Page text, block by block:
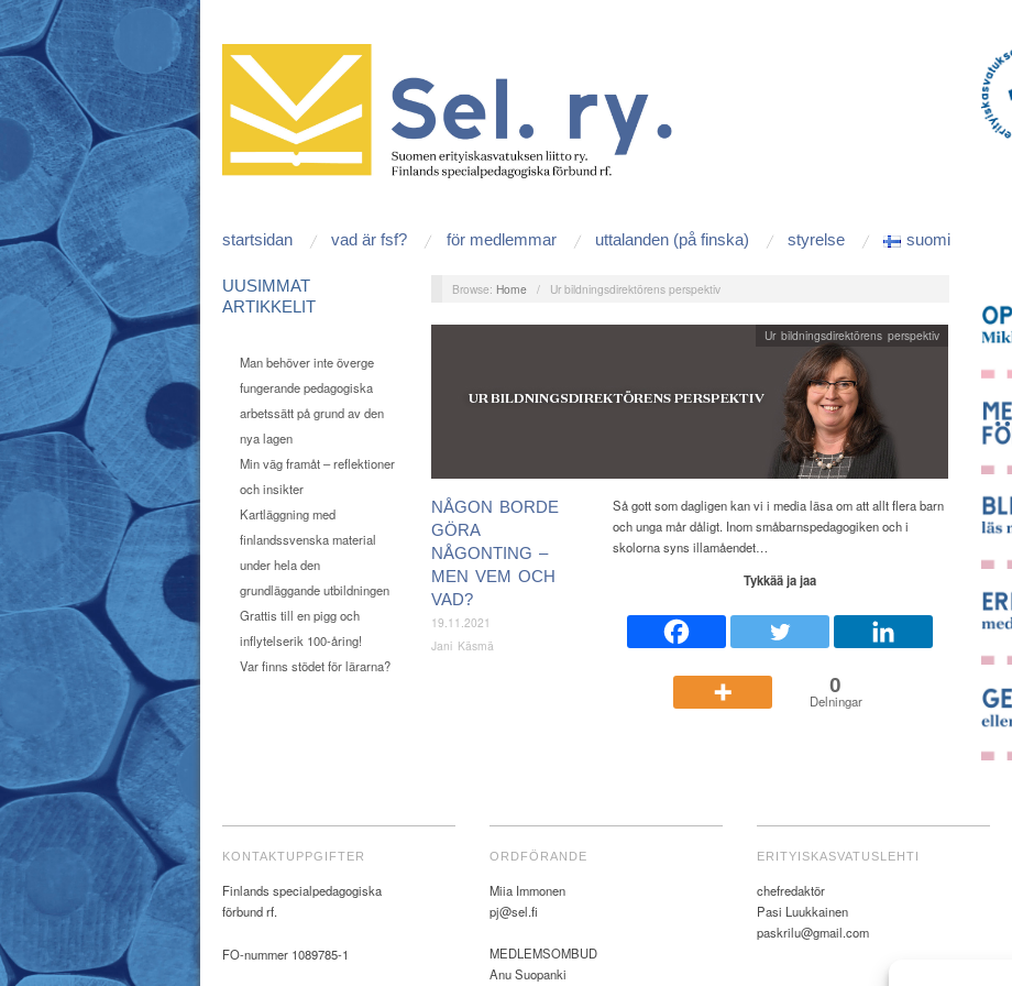
startsidan vad är fsf? för medlemmar uttalanden (på finska) styrelse suomi
UUSIMMAT
ARTIKKELIT
Man behöver inte överge
fungerande pedagogiska
arbetssätt på grund av den
nya lagen
Min väg framåt – reflektioner
och insikter
Kartläggning med
finlandssvenska material
under hela den
grundläggande utbildningen
Grattis till en pigg och
inflytelserik 100-åring!
Var finns stödet för lärarna?
Browse: Home / Ur bildningsdirektörens perspektiv
NÅGON BORDE
GÖRA
NÅGONTING –
MEN VEM OCH
VAD?
19.11.2021
Jani Käsmä
Ur bildningsdirektörens perspektiv
Så gott som dagligen kan vi i media läsa om att allt flera barn
och unga mår dåligt. Inom småbarnspedagogiken och i
skolorna syns illamåendet…
Tykkää ja jaa
0
Delningar
KONTAKTUPPGIFTER
Finlands specialpedagogiska
förbund rf.
FO-nummer 1089785-1
ORDFÖRANDE
Miia Immonen
pj@sel.fi
MEDLEMSOMBUD
Anu Suopanki
ERITYISKASVATUSLEHTI
chefredaktör
Pasi Luukkainen
paskrilu@gmail.com